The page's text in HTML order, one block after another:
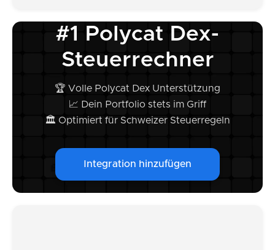
#1 Polycat Dex-
Steuerrechner
🏆 Volle Polycat Dex Unterstützung
📈 Dein Portfolio stets im Griff
🏛️ Optimiert für Schweizer Steuerregeln
Integration hinzufügen